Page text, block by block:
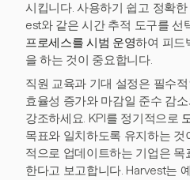
시킵니다. 사용하기 쉽고 정확
est와 같은 시간 추적 도구를 선
프로세스를 시범 운영하여 피드
을 하는 것이 중요합니다.
직원 교육과 기대 설정은 필수
효율성 증가와 마감일 준수 감
강조하세요. KPI를 정기적으로
목표와 일치하도록 유지하는 것
적으로 업데이트하는 기업은
한다고 보고합니다. Harvest는